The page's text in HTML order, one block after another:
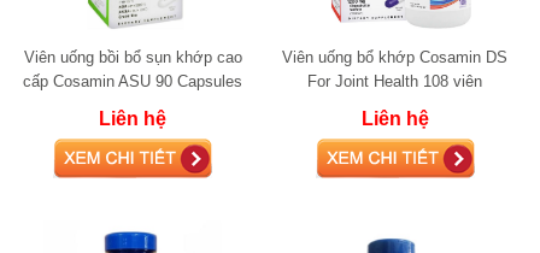
Viên uống bồi bổ sụn khớp cao
cấp Cosamin ASU 90 Capsules
Liên hệ
Viên uống bổ khớp Cosamin DS
For Joint Health 108 viên
Liên hệ